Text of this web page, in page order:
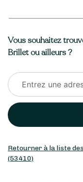
Vous souhaitez
Brillet ou ailleurs ?
Retourner à la liste
(53410)